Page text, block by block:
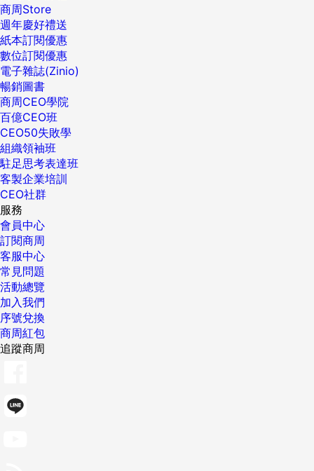
商周Store
週年慶好禮送
紙本訂閱優惠
數位訂閱優惠
電子雜誌(Zinio)
暢銷圖書
商周CEO學院
百億CEO班
CEO50失敗學
組織領袖班
駐足思考表達班
客製企業培訓
CEO社群
服務
會員中心
訂閱商周
客服中心
常見問題
活動總覽
加入我們
序號兌換
商周紅包
追蹤商周